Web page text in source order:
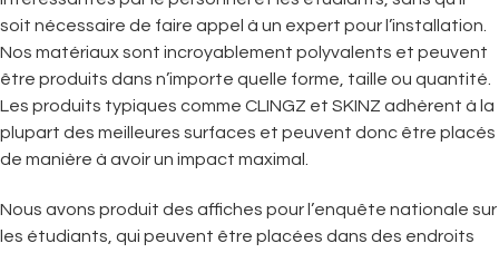
soit nécessaire de faire appel à un expert pour l’installation.
Nos matériaux sont incroyablement polyvalents et peuvent
être produits dans n’importe quelle forme, taille ou quantité.
Les produits typiques comme CLINGZ et SKINZ adhèrent à la
plupart des meilleures surfaces et peuvent donc être placés
de manière à avoir un impact maximal.
Nous avons produit des affiches pour l’enquête nationale sur
les étudiants, qui peuvent être placées dans des endroits